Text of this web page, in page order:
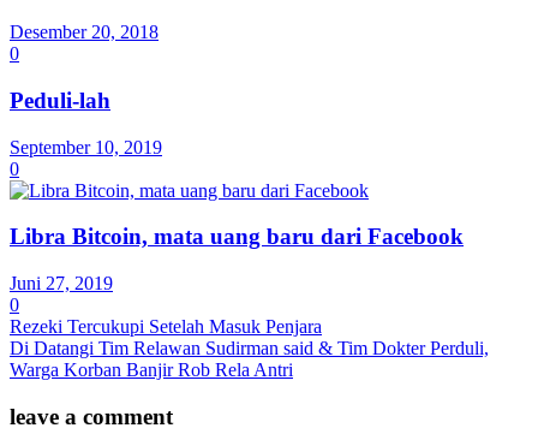
Desember 20, 2018
0
Peduli-lah
September 10, 2019
0
Libra Bitcoin, mata uang baru dari Facebook
Juni 27, 2019
0
Rezeki Tercukupi Setelah Masuk Penjara
Di Datangi Tim Relawan Sudirman said & Tim Dokter Perduli,
Warga Korban Banjir Rob Rela Antri
leave a comment